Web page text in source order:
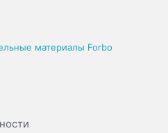
материалы Forbo